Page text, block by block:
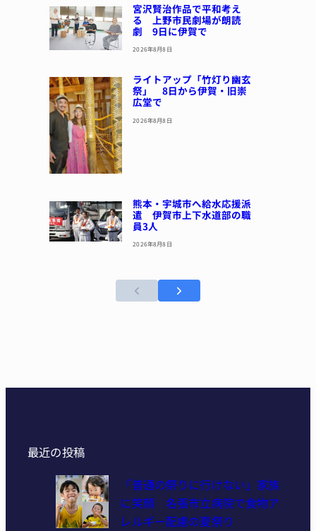
宮沢賢治作品で平和考え
る 上野市民劇場が朗読
劇 9日に伊賀で
2026年8月8日
ライトアップ「竹灯り幽玄
祭」 8日から伊賀・旧崇
広堂で
2026年8月8日
熊本・宇城市へ給水応援派
遣 伊賀市上下水道部の職
員3人
2026年8月8日
最近の投稿
「普通の祭りに行けない」家族
に笑顔 名張市立病院で食物ア
レルギー配慮の夏祭り